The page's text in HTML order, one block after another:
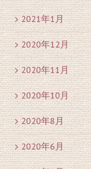
2021年1月
2020年12月
2020年11月
2020年10月
2020年8月
2020年6月